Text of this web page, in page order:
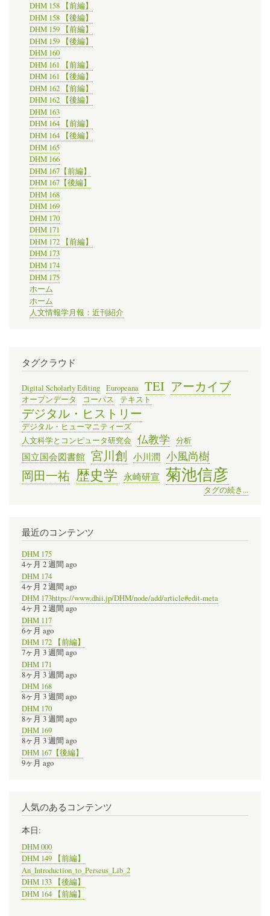
DHM 158 【前編】
DHM 158 【後編】
DHM 159 【前編】
DHM 159 【後編】
DHM 160
DHM 161 【前編】
DHM 161 【後編】
DHM 162 【前編】
DHM 162 【後編】
DHM 163
DHM 164 【前編】
DHM 164 【後編】
DHM 165
DHM 166
DHM 167【前編】
DHM 167【後編】
DHM 168
DHM 169
DHM 170
DHM 171
DHM 172 【前編】
DHM 173
DHM 174
DHM 175
ホーム
ホーム
人文情報学月報：近刊紹介
タグクラウド
Digital Scholarly Editing Europeana TEI アーカイブ
オープンデータ コーパス テキスト
デジタル・ヒストリー
デジタル・ヒューマニティーズ
人文科学とコンピュータ研究会
仏教学 分析
国立国会図書館 宮川創 小川潤 小風尚樹
岡田一祐 歴史学 永崎研宣 菊池信彦
タグの続き...
最近のコンテンツ
DHM 175
4ヶ月 2 週間 ago
DHM 174
4ヶ月 2 週間 ago
DHM 173https://www.dhii.jp/DHM/node/add/article#edit-meta
4ヶ月 2 週間 ago
DHM 117
6ヶ月 ago
DHM 172 【前編】
7ヶ月 3 週間 ago
DHM 171
8ヶ月 3 週間 ago
DHM 168
8ヶ月 3 週間 ago
DHM 170
8ヶ月 3 週間 ago
DHM 169
8ヶ月 3 週間 ago
DHM 167【後編】
9ヶ月 ago
人気のあるコンテンツ
本日:
DHM 000
DHM 149 【前編】
An_Introduction_to_Perseus_Lib_2
DHM 133 【後編】
DHM 164 【前編】